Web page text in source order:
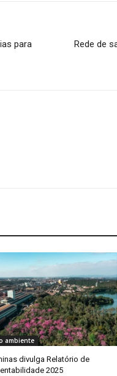
para
Rede de
ambiente
divulga Relatório de
2025